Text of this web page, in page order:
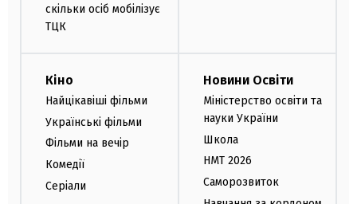
скільки осіб мобілізує
ТЦК
Кіно
Найцікавіші фільми
Українські фільми
Фільми на вечір
Комедії
Серіали
Новини Освіти
Міністерство освіти та
науки України
Школа
НМТ 2026
Саморозвиток